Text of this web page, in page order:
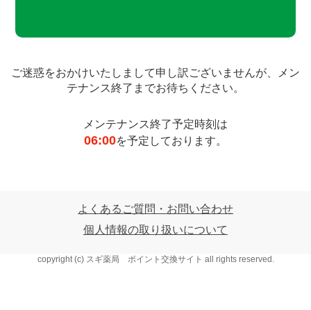
ご迷惑をおかけいたしまして申し訳ございませんが、
メン
テナンス終了までお待ちください。
メンテナンス終了予定時刻は
06:00を予定しております。
よくあるご質問・お問い合わせ
個人情報の取り扱いについて
copyright (c) スギ薬局 ポイント交換サイト all rights reserved.